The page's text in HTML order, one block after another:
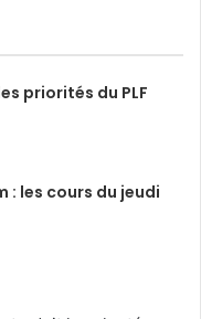
priorités du PLF
: les cours du jeudi